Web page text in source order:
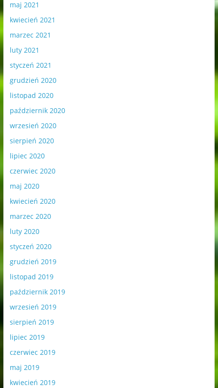
maj 2021
kwiecień 2021
marzec 2021
luty 2021
styczeń 2021
grudzień 2020
listopad 2020
październik 2020
wrzesień 2020
sierpień 2020
lipiec 2020
czerwiec 2020
maj 2020
kwiecień 2020
marzec 2020
luty 2020
styczeń 2020
grudzień 2019
listopad 2019
październik 2019
wrzesień 2019
sierpień 2019
lipiec 2019
czerwiec 2019
maj 2019
kwiecień 2019